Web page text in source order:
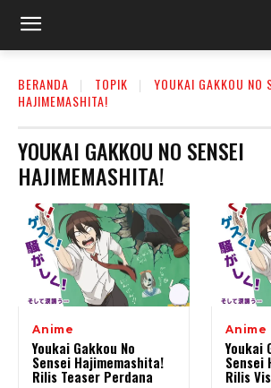
BERANDA TOPIK
YOUKAI GAKKOU NO
HAJIMEMASHITA!
YOUKAI GAKKOU NO SENSEI
HAJIMEMASHITA!
Anime
Youkai Gakkou No
Sensei Hajimemashita!
Rilis Teaser Perdana
Anime
Youkai
Sensei
Rilis